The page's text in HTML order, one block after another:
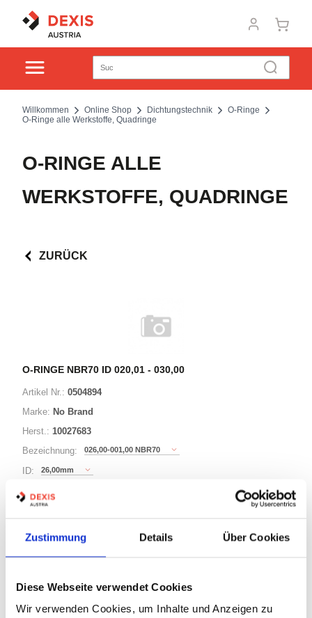
Zustimmung Details Über Cookies
Diese Webseite verwendet Cookies
Wir verwenden Cookies, um Inhalte und Anzeigen zu
Willkommen Online Shop Dichtungstechnik
O-Ringe
O-Ringe alle Werkstoffe, Quadringe
O-RINGE ALLE
WERKSTOFFE, QUADRINGE
ZURÜCK
O-RINGE NBR70 ID 020,01 - 030,00
Artikel Nr.: 0504894
Marke: No Brand
Herst.: 10027683
Bezeichnung:
026,00-001,00 NBR70
ID: 26,00mm
Schnurstärke:
180 Varianten
STK